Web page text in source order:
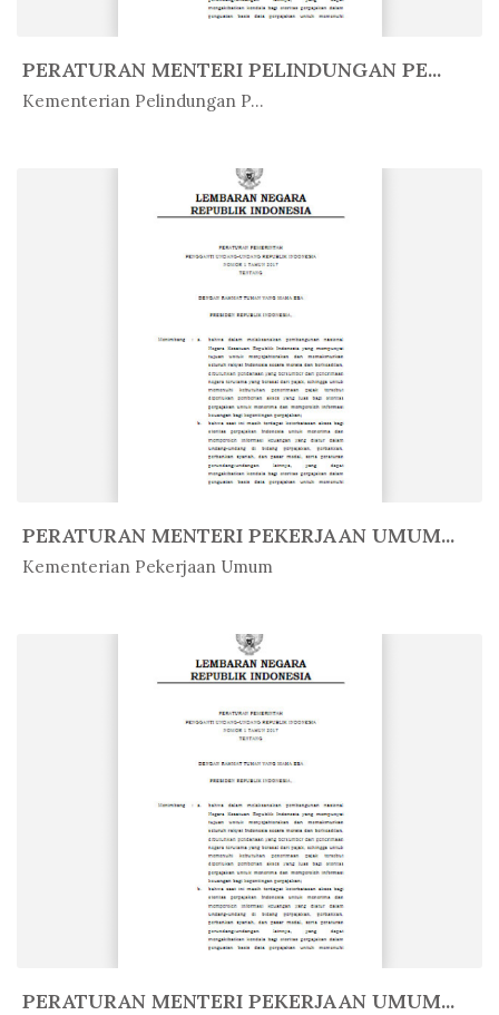
PERATURAN MENTERI PELINDUNGAN PE...
Kementerian Pelindungan P...
In Peratur...
PERATURAN MENTERI PEKERJAAN UMUM...
Kementerian Pekerjaan Umum
In Peratur...
PERATURAN MENTERI PEKERJAAN UMUM...